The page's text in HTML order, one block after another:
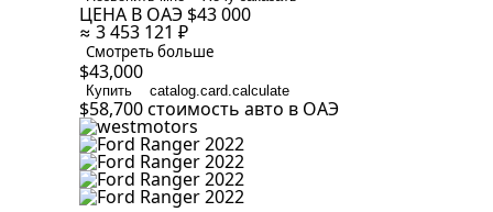
ЦЕНА В ОАЭ $43 000
≈ 3 453 121 ₽
Смотреть больше
$43,000
Купить catalog.card.calculate
$58,700стоимость авто в ОАЭ